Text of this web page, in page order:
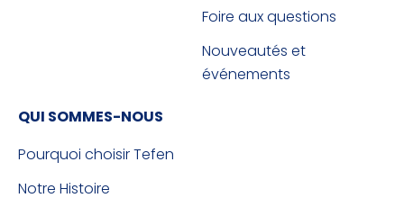
Foire aux questions
Nouveautés et
événements
QUI SOMMES-NOUS
Pourquoi choisir Tefen
Notre Histoire